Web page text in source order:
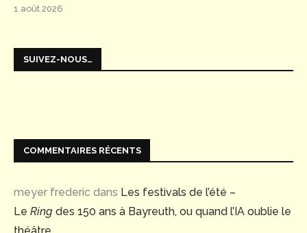
1 août 2026
SUIVEZ-NOUS…
COMMENTAIRES RÉCENTS
meyer frederic dans Les festivals de l’été –
Le Ring des 150 ans à Bayreuth, ou quand l’IA oublie le
théâtre